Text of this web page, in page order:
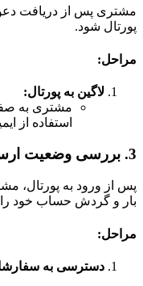
مشتری پس از دریافت
پورتال شود.
مراحل:
لاگین به پورتال:
مشتری به
استفاده از
3. بررسی وضعیت ارسال بار
پس از ورود به پورتال،
بار و گردش حساب خود
مراحل:
دسترسی به